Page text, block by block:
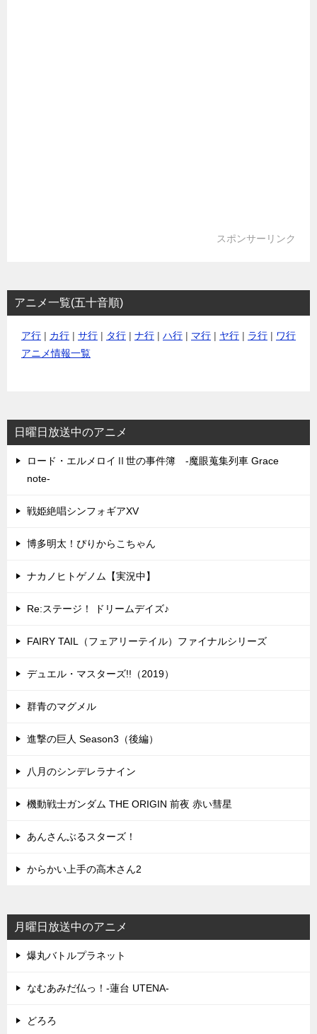
スポンサーリンク
アニメ一覧(五十音順)
ア行 | カ行 | サ行 | タ行 | ナ行 | ハ行 | マ行 | ヤ行 | ラ行 | ワ行
アニメ情報一覧
日曜日放送中のアニメ
ロード・エルメロイⅡ世の事件簿 -魔眼蒐集列車 Grace
note-
戦姫絶唱シンフォギアXV
博多明太！ぴりからこちゃん
ナカノヒトゲノム【実況中】
Re:ステージ！ ドリームデイズ♪
FAIRY TAIL（フェアリーテイル）ファイナルシリーズ
デュエル・マスターズ!!（2019）
群青のマグメル
進撃の巨人 Season3（後編）
八月のシンデレラナイン
機動戦士ガンダム THE ORIGIN 前夜 赤い彗星
あんさんぶるスターズ！
からかい上手の高木さん2
月曜日放送中のアニメ
爆丸バトルプラネット
なむあみだ仏っ！-蓮台 UTENA-
どろろ